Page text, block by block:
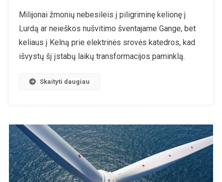
Permainos
Simbolis
–
Milijonai žmonių nebesileis į piligriminę kelionę į
Lurdą ar neieškos nušvitimo šventajame Gange, bet
keliaus į Kelną prie elektrinės srovės katedros, kad
išvystų šį įstabų laikų transformacijos paminklą.
Skaityti daugiau